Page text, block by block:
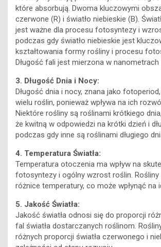
które absorbują. Dwoma kluczowymi
czerwone (R) i światło niebieskie (B).
jest ważne dla procesu fotosyntezy i
podczas gdy światło niebieskie jest
kształtowania formy rośliny i procesu
Długość fali jest mierzona w nanometrach
3. Długość Dnia i Nocy:
Długość dnia i nocy, znana jako
wielu roślin, ponieważ wpływa na ich
Niektóre rośliny są roślinami krótkiego
że kwitną w odpowiedzi na krótki dzień i
podczas gdy inne są roślinami długiego
4. Temperatura Światła:
Temperatura otoczenia ma wpływ na
fotosyntezy i ogólny wzrost roślin. Rośliny
różnice temperatury, co może wpłynąć na
5. Jakość Światła:
Jakość światła odnosi się do proporcji
fal światła dostarczanych roślinom.
różnych proporcji światła czerwonego i